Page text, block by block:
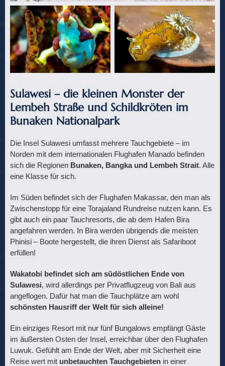
Sulawesi – die kleinen Monster der
Lembeh Straße und Schildkröten im
Bunaken Nationalpark
Die Insel Sulawesi umfasst mehrere Tauchgebiete – im
Norden mit dem internationalen Flughafen Manado befinden
sich die Regionen Bunaken, Bangka und Lembeh Strait. Alle
eine Klasse für sich.
Im Süden befindet sich der Flughafen Makassar, den man als
Zwischenstopp für eine Torajaland Rundreise nutzen kann. Es
gibt auch ein paar Tauchresorts, die ab dem Hafen Bira
angefahren werden. In Bira werden übrigends die meisten
Phinisi – Boote hergestellt, die ihren Dienst als Safariboot
erfüllen!
Wakatobi befindet sich am südöstlichen Ende von
Sulawesi, wird allerdings per Privatflugzeug von Bali aus
angeflogen. Dafür hat man die Tauchplätze am wohl
schönsten Hausriff der Welt für sich alleine!
Ein einziges Resort mit nur fünf Bungalows empfängt Gäste
im äußersten Osten der Insel, erreichbar über den Flughafen
Luwuk. Gefühlt am Ende der Welt, aber mit Sicherheit eine
Reise wert mit unbetauchten Tauchgebieten in einer